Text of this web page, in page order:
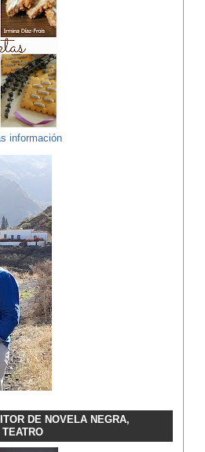
información
DE NOVELA NEGRA,